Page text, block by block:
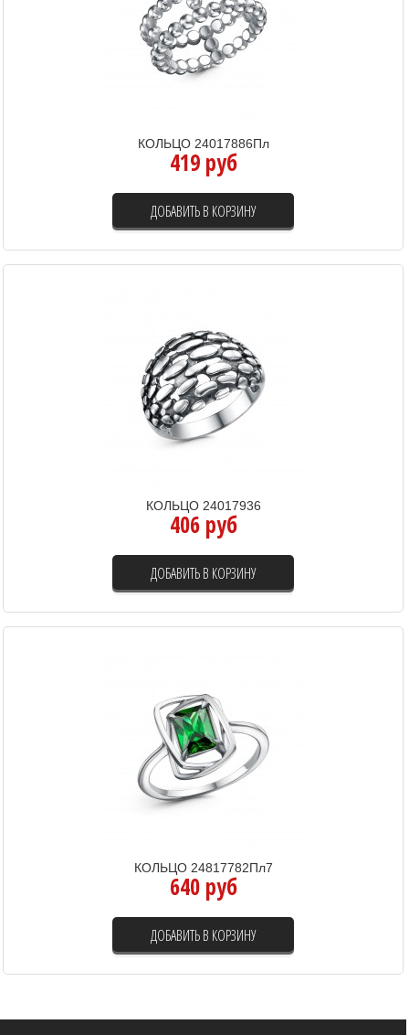
КОЛЬЦО 24017886Пл
419 руб
ДОБАВИТЬ В КОРЗИНУ
КОЛЬЦО 24017936
406 руб
ДОБАВИТЬ В КОРЗИНУ
КОЛЬЦО 24817782Пл7
640 руб
ДОБАВИТЬ В КОРЗИНУ